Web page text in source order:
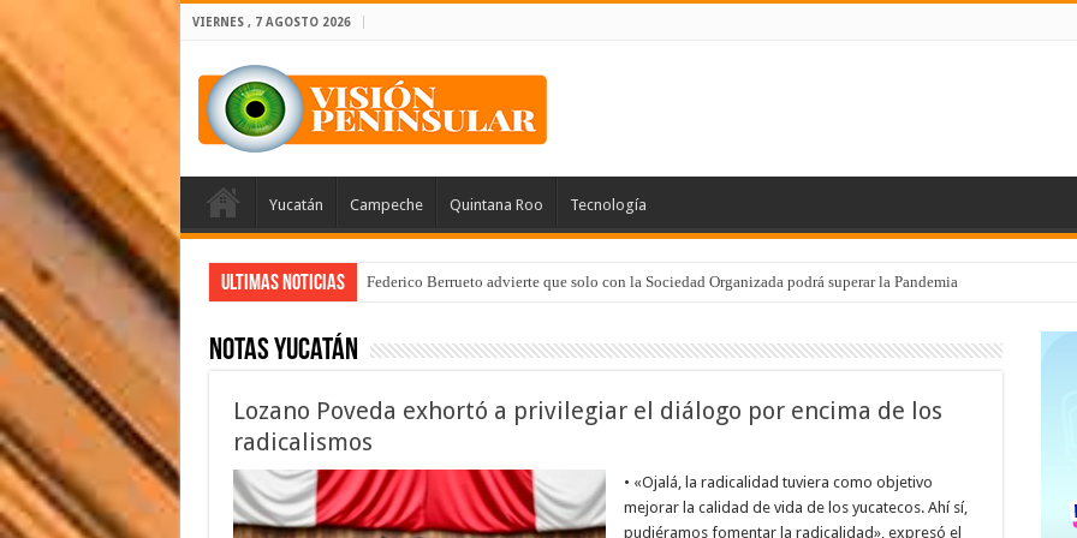
VIERNES , 7 AGOSTO 2026
Yucatán Campeche Quintana Roo Tecnología
Ultimas Noticias Federico Berrueto advierte que solo con la Sociedad Organizada podrá superar la Pandemia
Arrancan la tercera etapa de Médico 24/7
Notas Yucatán
Lozano Poveda exhortó a privilegiar el diálogo por encima de los
radicalismos
• «Ojalá, la radicalidad tuviera como objetivo
mejorar la calidad de vida de los yucatecos. Ahí sí,
pudiéramos fomentar la radicalidad», expresó el